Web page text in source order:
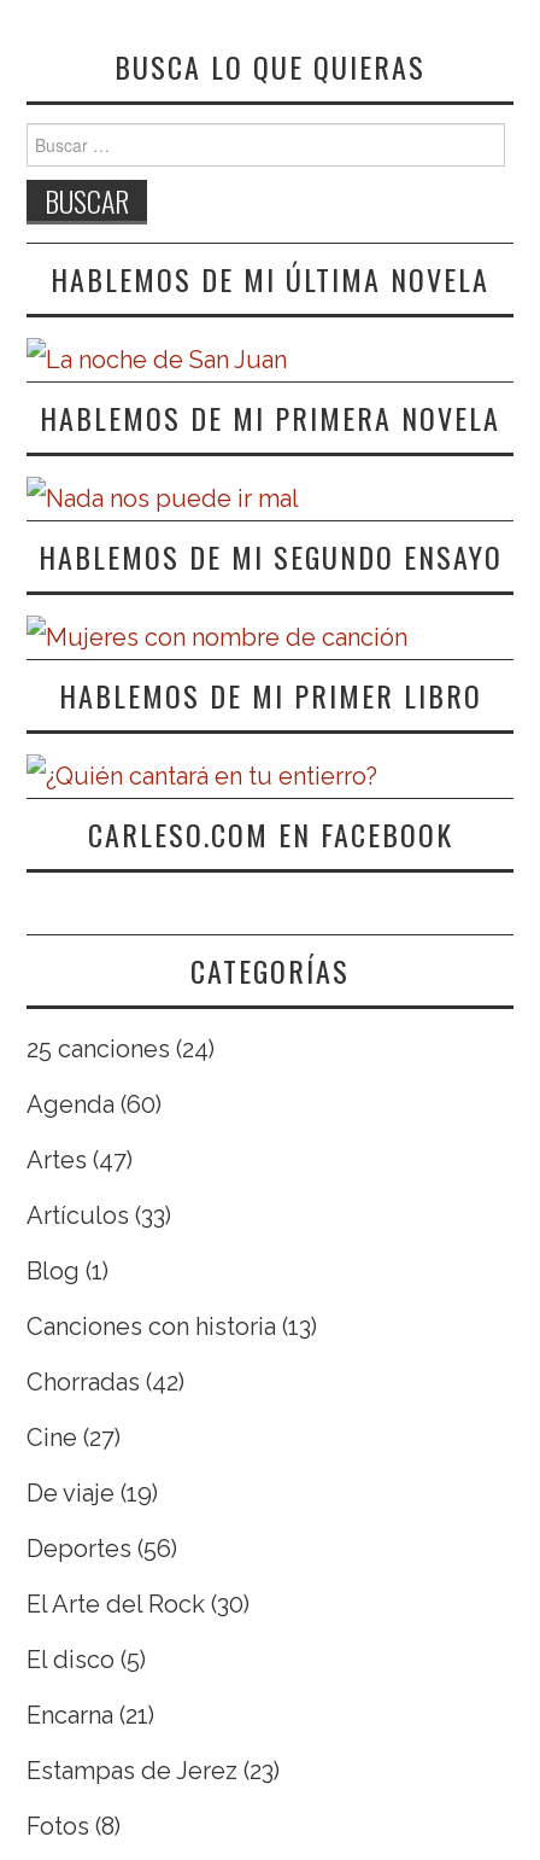
BUSCA LO QUE QUIERAS
Buscar:
HABLEMOS DE MI ÚLTIMA NOVELA
HABLEMOS DE MI PRIMERA NOVELA
HABLEMOS DE MI SEGUNDO ENSAYO
HABLEMOS DE MI PRIMER LIBRO
CARLESO.COM EN FACEBOOK
CATEGORÍAS
25 canciones (24)
Agenda (60)
Artes (47)
Artículos (33)
Blog (1)
Canciones con historia (13)
Chorradas (42)
Cine (27)
De viaje (19)
Deportes (56)
El Arte del Rock (30)
El disco (5)
Encarna (21)
Estampas de Jerez (23)
Fotos (8)